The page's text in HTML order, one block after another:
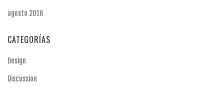
agosto 2016
CATEGORÍAS
Design
Discussion